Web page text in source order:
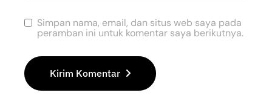
Simpan nama, email, dan situs web saya pada
peramban ini untuk komentar saya berikutnya.
Kirim Komentar